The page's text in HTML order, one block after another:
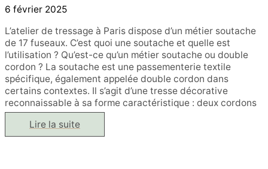
écoresponsable
scénographie
engagée
à
la
Paris
Design
Week
2025
6 février 2025
L’atelier de tressage à Paris dispose d’un métier soutache
de 17 fuseaux. C’est quoi une soutache et quelle est
l’utilisation ? Qu’est-ce qu’un métier soutache ou double
cordon ? La soutache est une passementerie textile
spécifique, également appelée double cordon dans
certains contextes. Il s’agit d’une tresse décorative
reconnaissable à sa forme caractéristique : deux cordons
Soutache
et
double
Lire la suite